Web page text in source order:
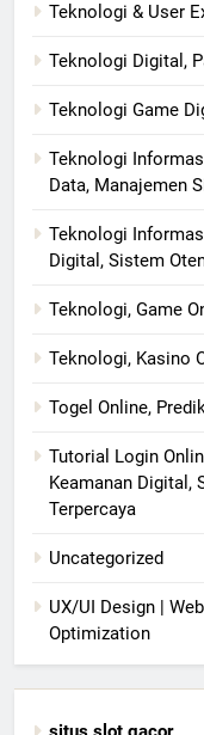
Teknologi & User
Teknologi Digital,
Teknologi Game
Teknologi
Data, Manajemen
Teknologi
Digital, Sistem
Teknologi, Game
Teknologi, Kasino
Togel Online,
Tutorial Login
Keamanan Digital,
Terpercaya
Uncategorized
UX/UI Design |
Optimization